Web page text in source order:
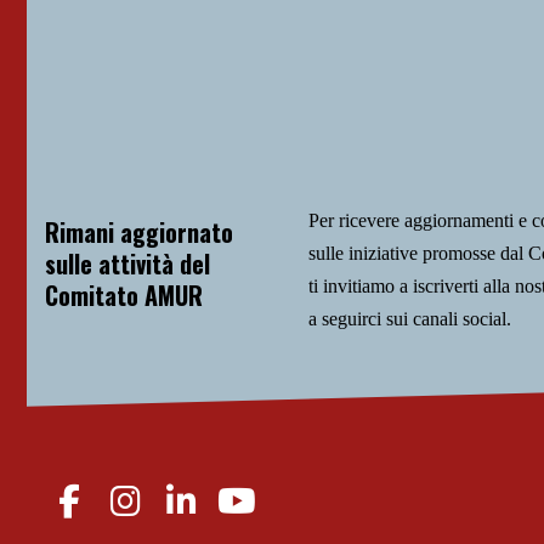
Rimani aggiornato
sulle attività del
Comitato AMUR
Per ricevere aggiornamenti e
sulle iniziative promosse dal
ti invitiamo a iscriverti alla
a seguirci sui canali social.